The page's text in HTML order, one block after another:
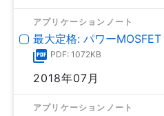
アプリケーションノート
最大定格: パワー
PDF: 1072KB
2018年07月
アプリケーションノート